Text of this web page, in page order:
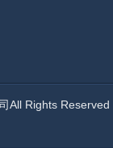
司All Rights